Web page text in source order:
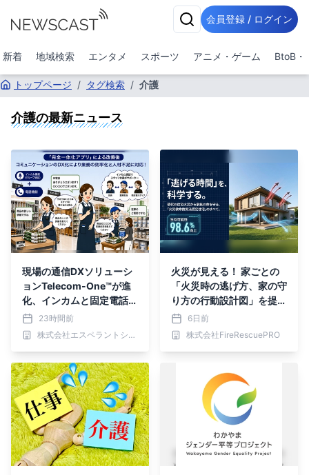
会員登録 / ログイン
新着 地域検索 エンタメ スポーツ アニメ・ゲーム BtoB・
トップページ / タグ検索 / 介護
介護の最新ニュース
現場の通信DXソリューシ
ョンTelecom-One™が進
化、インカムと固定電話の
機能を1つに統合した「完
全一体化アプリ」を提供開
始
23時間前
株式会社エスペラントシステム
火災が見える！ 家ごとの
「火災時の逃げ方、家の守
り方の行動設計図」を提
供。6日前
株式会社FireRescuePRO